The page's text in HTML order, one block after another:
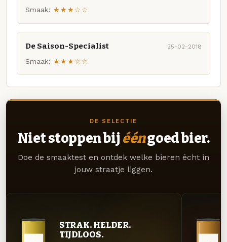
Smaak: ★★★☆☆
De Saison-Specialist 25-02-2018
Smaak: ★★★☆☆
DE SELECTIE
Niet stoppen bij ééngoed bier.
Doe de smaaktest en ontdek welke bieren écht in
jouw straatje liggen.
STRAK. HELDER.
TIJDLOOS.